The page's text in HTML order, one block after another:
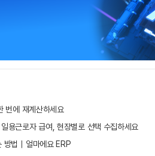
번에 재계산하세요
용근로자 급여, 현장별로 선택 수집하세요
방법｜얼마에요 ERP